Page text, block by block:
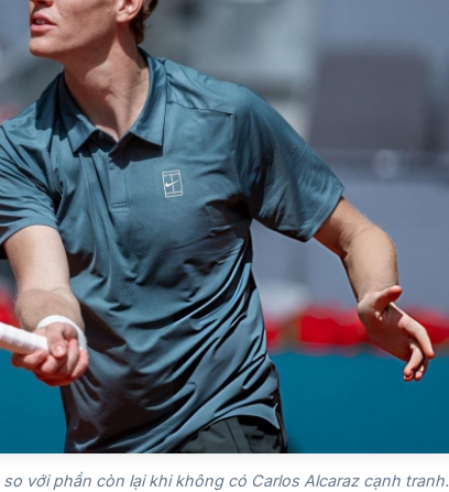
với phần còn lại khi không có Carlos Alcaraz cạnh tranh.